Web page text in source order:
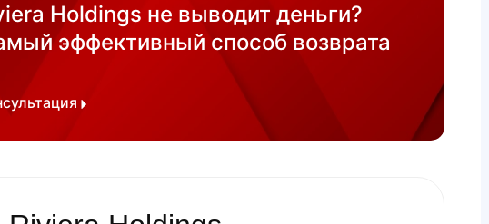
Holdings не выводит деньги?
эффективный способ возврата